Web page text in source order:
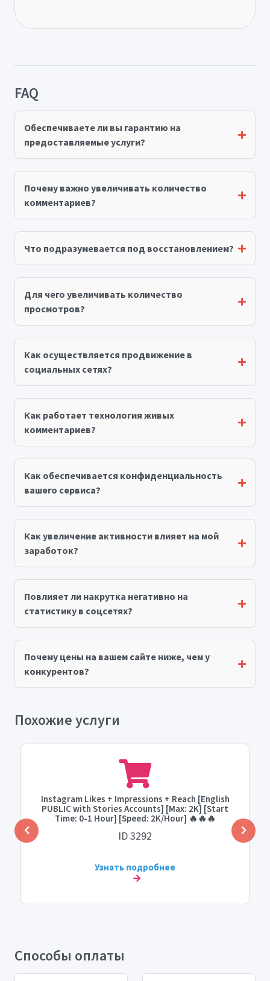
FAQ
Обеспечиваете ли вы гарантию на
предоставляемые услуги?
Почему важно увеличивать количество
комментариев?
Что подразумевается под восстановлением?
Для чего увеличивать количество
просмотров?
Как осуществляется продвижение в
социальных сетях?
Как работает технология живых
комментариев?
Как обеспечивается конфиденциальность
вашего сервиса?
Как увеличение активности влияет на мой
заработок?
Повлияет ли накрутка негативно на
статистику в соцсетях?
Почему цены на вашем сайте ниже, чем у
конкурентов?
Похожие услуги
Instagram Likes + Impressions + Reach [English
PUBLIC with Stories Accounts] [Max: 2K] [Start
Time: 0-1 Hour] [Speed: 2K/Hour] 🔥🔥🔥
ID 3292
Узнать подробнее
Способы оплаты